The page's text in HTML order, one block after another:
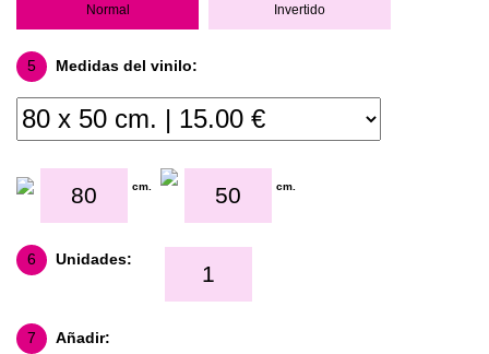
Normal Invertido
5 Medidas del vinilo:
cm. cm.
6 Unidades:
7 Añadir: